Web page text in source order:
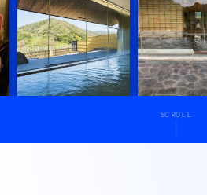
SCROLL